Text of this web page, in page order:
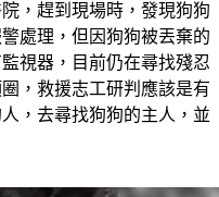
，趕到現場時，發現狗狗
處理，但因狗狗被丟棄的
視器，目前仍在尋找殘忍
，救援志工研判應該是有
，去尋找狗狗的主人，並